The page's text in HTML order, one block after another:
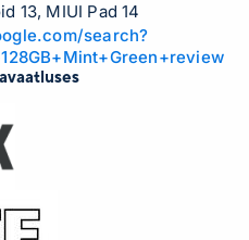
13, MIUI Pad 14
search?